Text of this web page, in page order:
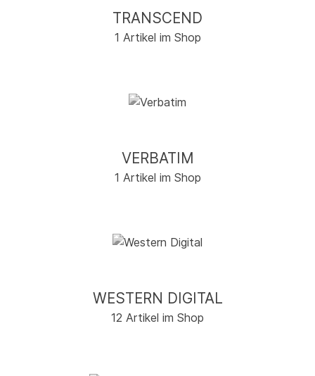
TRANSCEND
1 Artikel im Shop
VERBATIM
1 Artikel im Shop
WESTERN DIGITAL
12 Artikel im Shop